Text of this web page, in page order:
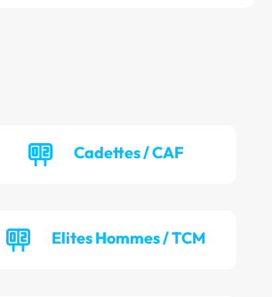
Cadettes / CAF
Elites Hommes / TCM